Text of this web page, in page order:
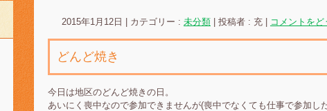
2015年1月12日 カテゴリー : 未分類 投稿者 : 充 コメントをど
どんど焼き
今日は地区のどんど焼きの日。
あいにく喪中なので参加できませんが(喪中でなくても仕事で参加し